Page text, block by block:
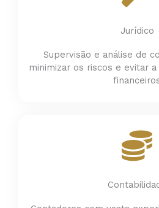
Jurídico
Supervisão e análise de
minimizar os riscos e evitar